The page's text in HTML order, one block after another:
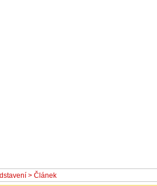
> Článek